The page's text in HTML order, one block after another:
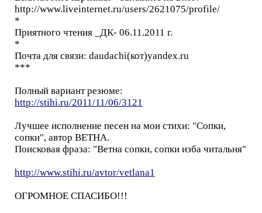
http://www.liveinternet.ru/users/2621075/profile/
*
Приятного чтения _ДК- 06.11.2011 г.
*
Почта для связи: daudachi(кот)yandex.ru
***
Полный вариант резюме:
http://stihi.ru/2011/11/06/3121
Лучшее исполнение песен на мои стихи: "Сопки,
сопки", автор ВЕТНА.
Поисковая фраза: "Ветна сопки, сопки изба читальня"
http://www.stihi.ru/avtor/vetlana1
ОГРОМНОЕ СПАСИБО!!!